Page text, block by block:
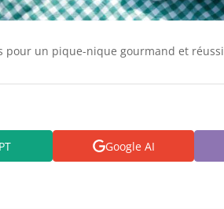
pour un pique-nique gourmand et réussi
Google AI